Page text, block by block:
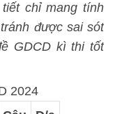
chỉ mang tính
được sai sót
GDCD kì thi tốt
2024